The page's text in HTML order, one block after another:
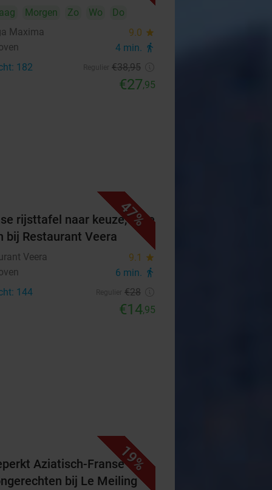
Morgen Zo Wo
Do
Maxima
9.0 star
4 min. directions_walk
182 €38,95
€27,95
47%
rijsttafel naar keuze, af te
bij Restaurant Veera
Veera 9.1 star
6 min. directions_walk
144 €28
€14,95
19%
Aziatisch-Franse
bij Le Meiling